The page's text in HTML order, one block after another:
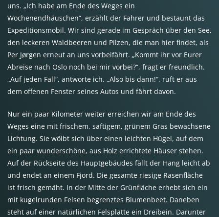
uns. „Ich habe am Ende des Weges ein
Wochenendhäuschen“, erzählt der Fahrer und bestaunt das
Expeditionsmobil. Wir sind gerade im Gespräch über den See,
den leckeren Waldbeeren und Pilzen, die man hier findet, als
Per Jørgen erneut an uns vorbeifährt. „Kommt ihr vor Eurer
Abreise nach Oslo noch bei mir vorbei?“, fragt er freundlich.
„Auf jeden Fall“, antworte ich. „Also bis dann!“, ruft er aus
dem offenen Fenster seines Autos und fährt davon.
Nur ein paar Kilometer weiter erreichen wir am Ende des
Weges eine mit frischem, saftigem, grünem Gras bewachsene
Lichtung. Sie wölbt sich über einen leichten Hügel, auf dem
ein paar wunderschöne, aus Holz errichtete Häuser stehen.
Auf der Rückseite des Hauptgebäudes fällt der Hang leicht ab
und endet an einem Fjord. Die gesamte riesige Rasenfläche
ist frisch gemäht. In der Mitte der Grünfläche erhebt sich ein
mit kugelrunden Felsen begrenztes Blumenbeet. Daneben
steht auf einer natürlichen Felsplatte ein Dreibein. Darunter